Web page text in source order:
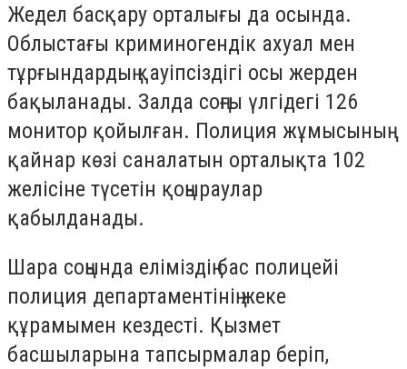
Жедел басқару орталығы да осында.
Облыстағы криминогендік ахуал мен
тұрғындардың қауіпсіздігі осы жерден
бақыланады. Залда соңғы үлгідегі 126
монитор қойылған. Полиция жұмысының
қайнар көзі саналатын орталықта 102
желісіне түсетін қоңыраулар
қабылданады.
Шара соңында еліміздің бас полицейі
полиция департаментінің жеке
құрамымен кездесті. Қызмет
басшыларына тапсырмалар беріп,